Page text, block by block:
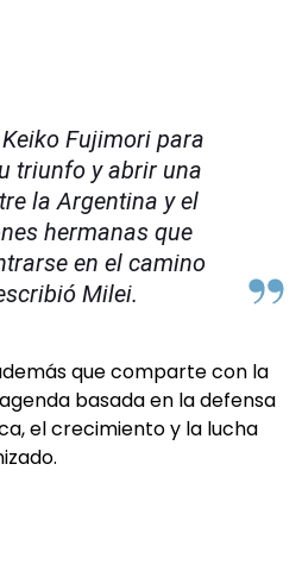
Fujimori para
triunfo y abrir una
la Argentina y el
hermanas que
en el camino
Milei.
que comparte con la
basada en la defensa
el crecimiento y la lucha